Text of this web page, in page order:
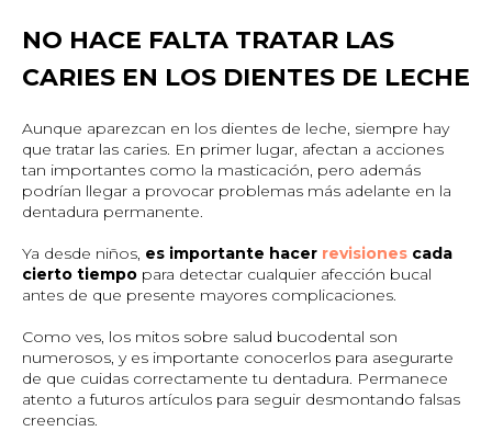
NO HACE FALTA TRATAR LAS
CARIES EN LOS DIENTES DE LECHE
Aunque aparezcan en los dientes de leche, siempre hay
que tratar las caries. En primer lugar, afectan a acciones
tan importantes como la masticación, pero además
podrían llegar a provocar problemas más adelante en la
dentadura permanente.
Ya desde niños, es importante hacer revisiones cada
cierto tiempo para detectar cualquier afección bucal
antes de que presente mayores complicaciones.
Como ves, los mitos sobre salud bucodental son
numerosos, y es importante conocerlos para asegurarte
de que cuidas correctamente tu dentadura. Permanece
atento a futuros artículos para seguir desmontando falsas
creencias.